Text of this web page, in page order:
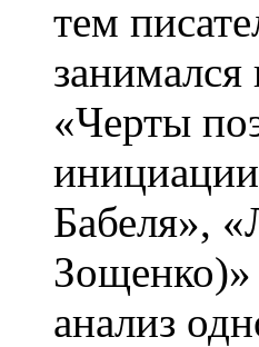
тем
«Черты
Бабеля»,
Зощенко)»
анализ